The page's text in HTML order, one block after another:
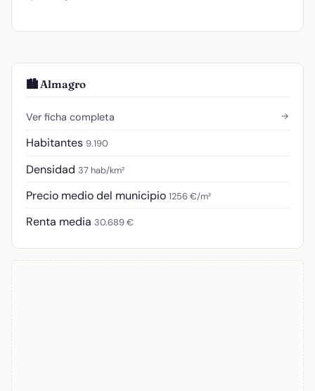
🏙️ Almagro
Ver ficha completa →
Habitantes 9.190
Densidad 37 hab/km²
Precio medio del municipio 1256 €/m²
Renta media 30.689 €